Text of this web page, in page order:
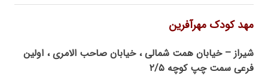
مهد کودک مهرآفرین
شیراز – خیابان همت شمالی ، خیابان صاحب الامری ، اولین
فرعی سمت چپ کوچه ۲/۵